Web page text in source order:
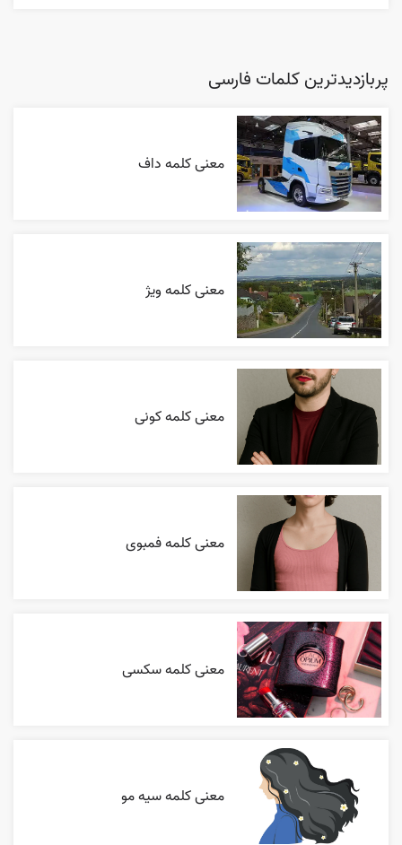
پربازدیدترین کلمات فارسی
معنی کلمه داف
معنی کلمه ویژ
معنی کلمه کونی
معنی کلمه فمبوی
معنی کلمه سکسی
معنی کلمه سیه مو